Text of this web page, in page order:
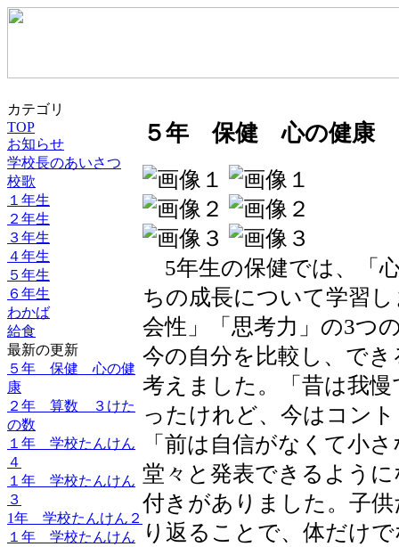
カテゴリ
TOP
お知らせ
学校長のあいさつ
校歌
１年生
２年生
３年生
４年生
５年生
６年生
わかば
給食
最新の更新
５年 保健 心の健
康
２年 算数 ３けた
の数
１年 学校たんけん
４
１年 学校たんけん
３
1年 学校たんけん２
１年 学校たんけん
５年 保健 心の健康
5年生の保健では、「
ちの成長について学習
会性」「思考力」の3つ
今の自分を比較し、で
考えました。「昔は我
ったけれど、今はコン
「前は自信がなくて小
堂々と発表できるよう
付きがありました。子
り返ることで、体だけ